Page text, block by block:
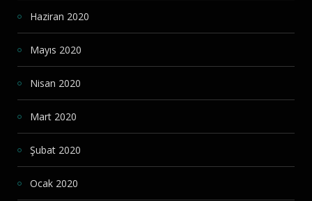
Haziran 2020
Mayıs 2020
Nisan 2020
Mart 2020
Şubat 2020
Ocak 2020